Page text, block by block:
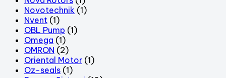
Novotechnik (1)
Nvent (1)
OBL Pump (1)
Omega (1)
OMRON (2)
Oriental Motor (1)
Oz-seals (1)